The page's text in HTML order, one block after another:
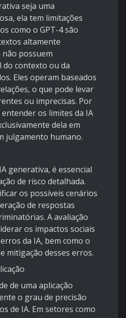
seja uma
ela tem limitações
como o GPT-4 são
altamente
não possuem
contexto ou da
Eles operam baseados
o que pode levar
ou imprecisas. Por
os limites da IA
dela em
julgamento humano.
generativa, é essencial
de risco detalhada.
os possíveis cenários
de respostas
A avaliação
os impactos sociais
da IA, bem como o
mitigação desses erros.
de uma aplicação
o grau de precisão
de IA. Em setores como